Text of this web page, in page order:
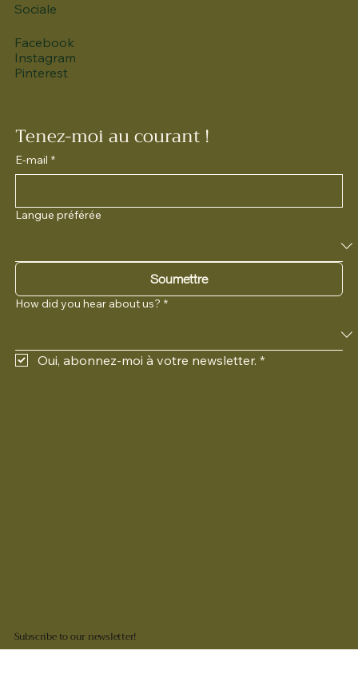
Subscribe to our newsletter!
Tenez-moi au courant !
E-mail *
Langue préférée
Soumettre
How did you hear about us? *
Oui, abonnez-moi à votre newsletter. *
Sociale
Facebook
Instagram
Pinterest